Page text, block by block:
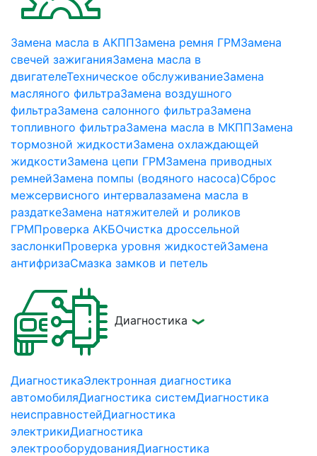
Замена масла в АКППЗамена ремня ГРМЗамена
свечей зажиганияЗамена масла в
двигателеТехническое обслуживаниеЗамена
масляного фильтраЗамена воздушного
фильтраЗамена салонного фильтраЗамена
топливного фильтраЗамена масла в МКППЗамена
тормозной жидкостиЗамена охлаждающей
жидкостиЗамена цепи ГРМЗамена приводных
ремнейЗамена помпы (водяного насоса)Сброс
межсервисного интервалазамена масла в
раздаткеЗамена натяжителей и роликов
ГРМПроверка АКБОчистка дроссельной
заслонкиПроверка уровня жидкостейЗамена
антифризаСмазка замков и петель
Диагностика
ДиагностикаЭлектронная диагностика
автомобиляДиагностика системДиагностика
неисправностейДиагностика
электрикиДиагностика
электрооборудованияДиагностика